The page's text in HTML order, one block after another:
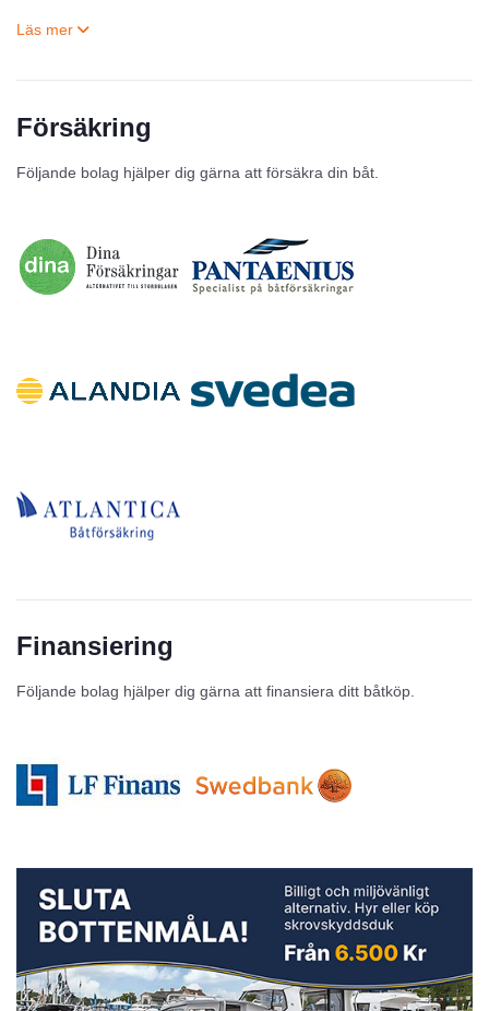
Försäkring
Följande bolag hjälper dig gärna att försäkra din båt.
Finansiering
Följande bolag hjälper dig gärna att finansiera ditt båtköp.